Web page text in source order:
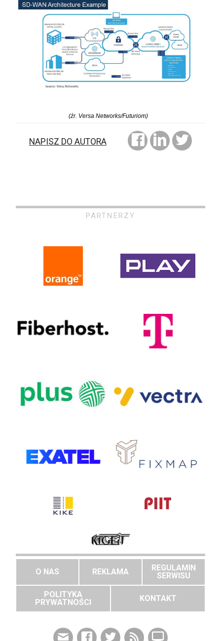
(źr. Versa Networks/Futuriom)
NAPISZ DO AUTORA
PARTNERZY
O NAS REKLAMA
REGULAMIN
SERWISU
POLITYKA
PRYWATNOŚCI
KONTAKT